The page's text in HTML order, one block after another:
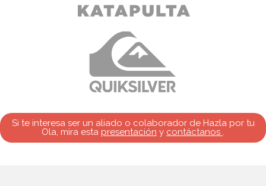
Si te interesa ser un aliado o colaborador de Hazla por tu
Ola, mira esta presentación y contáctanos .